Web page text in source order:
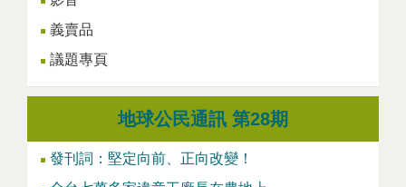
義賣品
議題專頁
地球公民通訊 第28期
發刊詞：堅定向前、正向改變！